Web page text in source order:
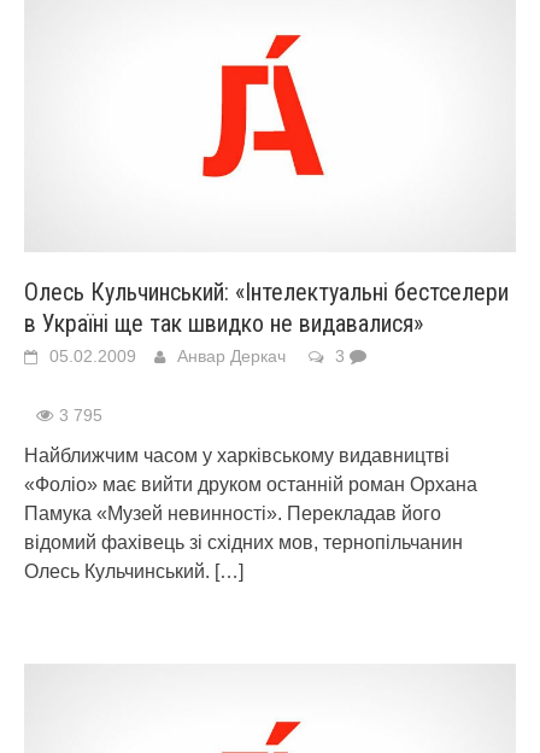
Олесь Кульчинський: «Інтелектуальні бестселери
в Україні ще так швидко не видавалися»
05.02.2009 Анвар Деркач 3
3 795
Найближчим часом у харківському видавництві
«Фоліо» має вийти друком останній роман Орхана
Памука «Музей невинності». Перекладав його
відомий фахівець зі східних мов, тернопільчанин
Олесь Кульчинський. […]